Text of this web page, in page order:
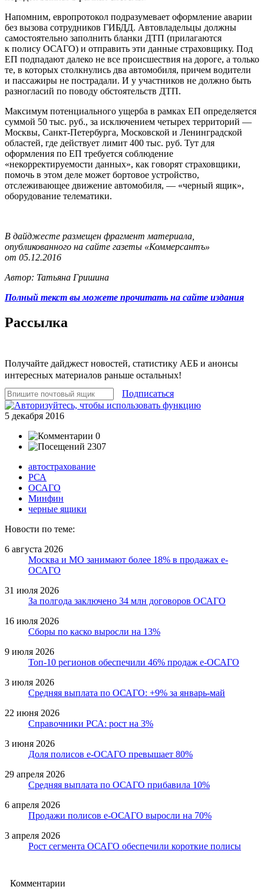
Напомним, европротокол подразумевает оформление аварии
без вызова сотрудников ГИБДД. Автовладельцы должны
самостоятельно заполнить бланки ДТП (прилагаются
к полису ОСАГО) и отправить эти данные страховщику. Под
ЕП подпадают далеко не все происшествия на дороге, а только
те, в которых столкнулись два автомобиля, причем водители
и пассажиры не пострадали. И у участников не должно быть
разногласий по поводу обстоятельств ДТП.
Максимум потенциального ущерба в рамках ЕП определяется
суммой 50 тыс. руб., за исключением четырех территорий —
Москвы, Санкт-Петербурга, Московской и Ленинградской
областей, где действует лимит 400 тыс. руб. Тут для
оформления по ЕП требуется соблюдение
«некорректируемости данных», как говорят страховщики,
помочь в этом деле может бортовое устройство,
отслеживающее движение автомобиля, — «черный ящик»,
оборудование телематики.
В дайджесте размещен фрагмент материала,
опубликованного на сайте газеты «Коммерсантъ»
от 05.12.2016
Автор: Татьяна Гришина
Полный текст вы можете прочитать на сайте издания
Рассылка
Получайте дайджест новостей, статистику АЕБ и анонсы
интересных материалов раньше остальных!
Подписаться
5 декабря 2016
0
2307
автострахование
РСА
ОСАГО
Минфин
черные ящики
Новости по теме:
6 августа 2026
Москва и МО занимают более 18% в продажах е-
ОСАГО
31 июля 2026
За полгода заключено 34 млн договоров ОСАГО
16 июля 2026
Сборы по каско выросли на 13%
9 июля 2026
Топ-10 регионов обеспечили 46% продаж е-ОСАГО
3 июля 2026
Средняя выплата по ОСАГО: +9% за январь-май
22 июня 2026
Справочники РСА: рост на 3%
3 июня 2026
Доля полисов е-ОСАГО превышает 80%
29 апреля 2026
Средняя выплата по ОСАГО прибавила 10%
6 апреля 2026
Продажи полисов е-ОСАГО выросли на 70%
3 апреля 2026
Рост сегмента ОСАГО обеспечили короткие полисы
Комментарии